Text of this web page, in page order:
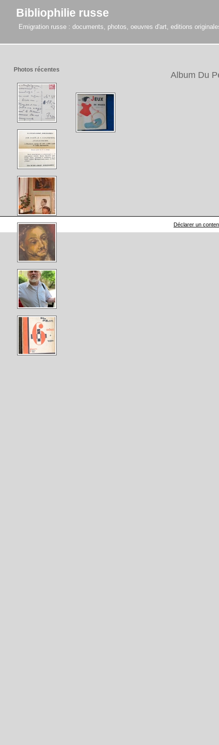
Bibliophilie russe
Emigration russe : documents, photos, oeuvres d'art, editions
Album Du
Photos récentes
Déclarer un